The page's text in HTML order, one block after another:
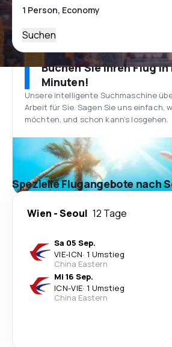
Suchen
Buchen Sie Ihren Flug
Minuten!
Unsere intelligente Suchmaschine
Arbeit für Sie. Sagen Sie uns einfach,
möchten, und schon kann’s losgehen.
Spezielle Flugangebote nach
Wien -Seoul 12 Tage
Sa 05 Sep.
VIE-ICN· 1 Umstieg
China Eastern
Mi 16 Sep.
ICN-VIE· 1 Umstieg
China Eastern